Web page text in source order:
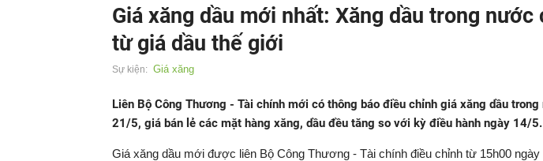
Giá xăng dầu mới nhất: Xăng dầu trong nước
từ giá dầu thế giới
Sự kiện: Giá xăng
Liên Bộ Công Thương - Tài chính mới có thông báo điều chỉnh giá xăng dầu
21/5, giá bán lẻ các mặt hàng xăng, dầu đều tăng so với kỳ điều hành ngày 14/5.
Giá xăng dầu mới được liên Bộ Công Thương - Tài chính điều chỉnh từ 15h00